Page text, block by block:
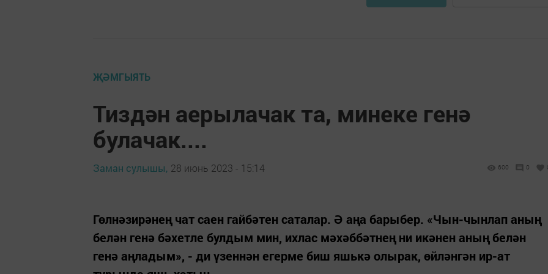
ҖӘМГЫЯТЬ
Тиздән аерылачак та, минеке генә
булачак....
Заман сулышы, 28 июнь 2023 - 15:14 600 0
Гөлнәзирәнең чат саен гайбәтен саталар. Ә аңа барыбер. «Чын-чынлап аның
белән генә бәхетле булдым мин, ихлас мәхәббәтнең ни икәнен аның белән
генә аңладым», - ди үзеннән егерме биш яшькә олырак, өйләнгән ир-ат